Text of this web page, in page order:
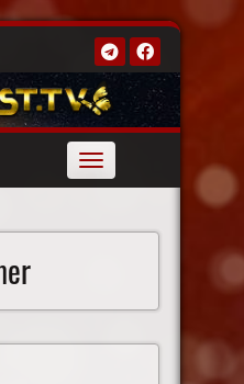
Toggle
navigation